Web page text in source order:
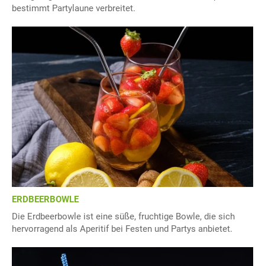
bestimmt Partylaune verbreitet.
ERDBEERBOWLE
Die Erdbeerbowle ist eine süße, fruchtige Bowle, die sich
hervorragend als Aperitif bei Festen und Partys anbietet.